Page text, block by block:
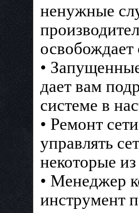
ненужные
•
дает вам
системе в
• Ремонт
управлять
некоторые
• Менеджер
инструмент